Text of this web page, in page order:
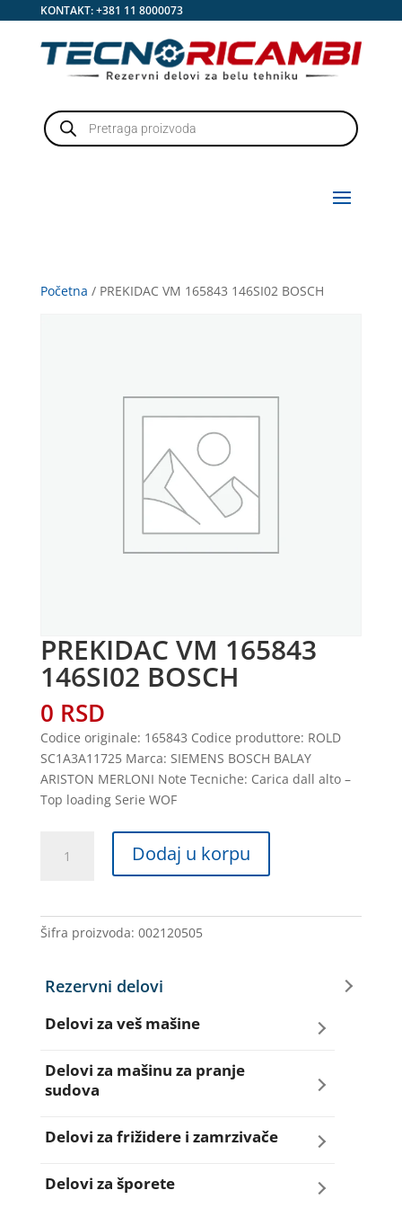
KONTAKT:+381 11 8000073
Products
search
Početna / PREKIDAC VM 165843 146SI02 BOSCH
PREKIDAC VM 165843
146SI02 BOSCH
0 RSD
Codice originale: 165843 Codice produttore: ROLD
SC1A3A11725 Marca: SIEMENS BOSCH BALAY
ARISTON MERLONI Note Tecniche: Carica dall alto –
Top loading Serie WOF
BOSCH
količina
Dodaj u korpu
Šifra proizvoda: 002120505
Rezervni delovi
Delovi za veš mašine
Amortizeri za veš mašinu
Delovi za mašinu za pranje
sudova
Creva za sudo mašine
Dihtunzi za sudo mašine
Delovi za frižidere i zamrzivače
Aqua filteri za frižidere
Delovi za šporete